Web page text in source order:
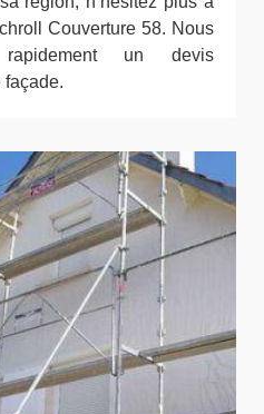
Couverture 58. Nous
un devis
façade.